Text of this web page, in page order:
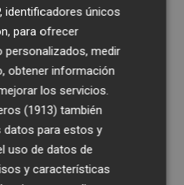
de lluvias, el
detallado que en
mucho en liberar
alcantarillado, en
que sabíamos que
así como en la
y la red de la calle.
cuando llueve
identificadores únicos
para ofrecer
personalizados, medir
obtener información
los servicios.
(1913) también
datos para estos y
uso de datos de
y características